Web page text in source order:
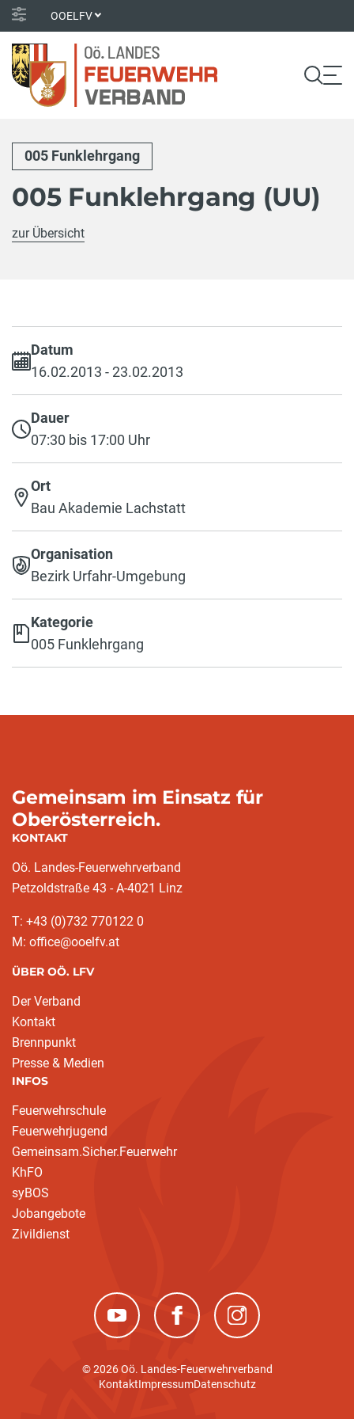
OOELFV
005 Funklehrgang
005 Funklehrgang (UU)
zur Übersicht
Datum
16.02.2013 - 23.02.2013
Dauer
07:30 bis 17:00 Uhr
Ort
Bau Akademie Lachstatt
Organisation
Bezirk Urfahr-Umgebung
Kategorie
005 Funklehrgang
Gemeinsam im Einsatz für
Oberösterreich.
KONTAKT
Oö. Landes-Feuerwehrverband
Petzoldstraße 43 - A-4021 Linz
T: +43 (0)732 770122 0
M: office@ooelfv.at
ÜBER OÖ. LFV
Der Verband
Kontakt
Brennpunkt
Presse & Medien
INFOS
Feuerwehrschule
Feuerwehrjugend
Gemeinsam.Sicher.Feuerwehr
KhFO
syBOS
Jobangebote
Zivildienst
(neues Fenster)(neues Fenster)(neues Fenster)
© 2026 Oö. Landes-Feuerwehrverband
KontaktImpressumDatenschutz